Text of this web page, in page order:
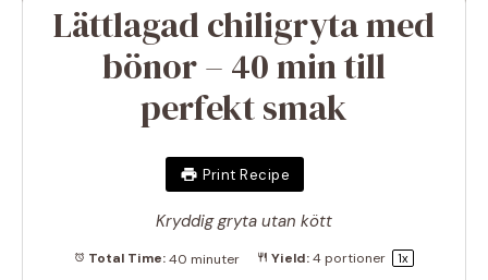
Lättlagad chiligryta med
bönor – 40 min till
perfekt smak
Print Recipe
Kryddig gryta utan kött
Total Time:40 minuter Yield:4portioner 1x